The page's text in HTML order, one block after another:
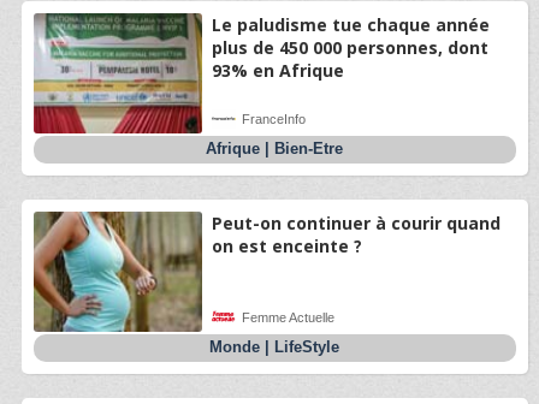
Le paludisme tue chaque année
plus de 450 000 personnes, dont
93% en Afrique
FranceInfo
Afrique Bien-Etre
Peut-on continuer à courir quand
on est enceinte ?
Femme Actuelle
Monde LifeStyle